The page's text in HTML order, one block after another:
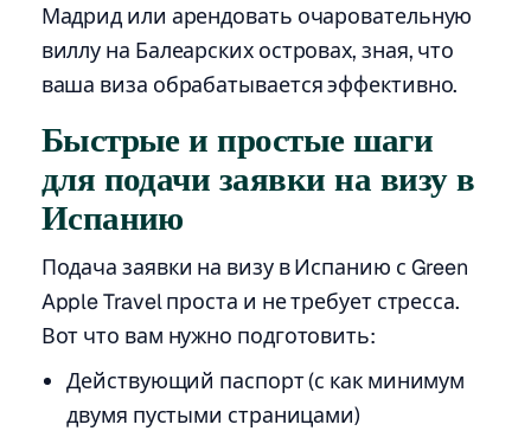
Мадрид или арендовать очаровательную
виллу на Балеарских островах, зная, что
ваша виза обрабатывается эффективно.
Быстрые и простые шаги
для подачи заявки на визу в
Испанию
Подача заявки на визу в Испанию с Green
Apple Travel проста и не требует стресса.
Вот что вам нужно подготовить:
Действующий паспорт (с как минимум
двумя пустыми страницами)